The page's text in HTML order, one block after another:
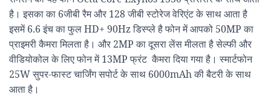
है। इसका का 6जीबी रैम और 128 जीबी स्टोरेज वेरिएंट के साथ आता है
इसमें 6.6 इंच का फुल HD+ 90Hz डिस्प्ले है फोन में आपको 50MP का
प्राइमरी कैमरा मिलता है। और 2MP का दूसरा लेंस मीलता है सेल्फी और
वीडियोकोल के लिए फोन में 13MP फ्रंट कैमरा दिया गया है। स्मार्टफोन
25W सुपर-फास्ट चार्जिंग सपोर्ट के साथ 6000mAh की बैटरी के साथ
आता है।